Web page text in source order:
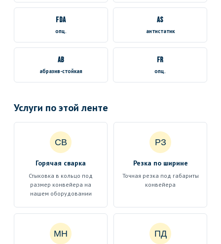
FDA
опц.
AS
антистатик
AB
абразив-стойкая
FR
опц.
Услуги по этой ленте
СВ
Горячая сварка
Стыковка в кольцо под
размер конвейера на
нашем оборудовании
РЗ
Резка по ширине
Точная резка под габариты
конвейера
МН ПД